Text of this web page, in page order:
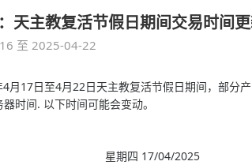
天主教复活节假日期间交易时间
至 2025-04-22
月17日至4月22日天主教复活节假日期间，部分
时间. 以下时间可能会变动。
星期四 17/04/2025